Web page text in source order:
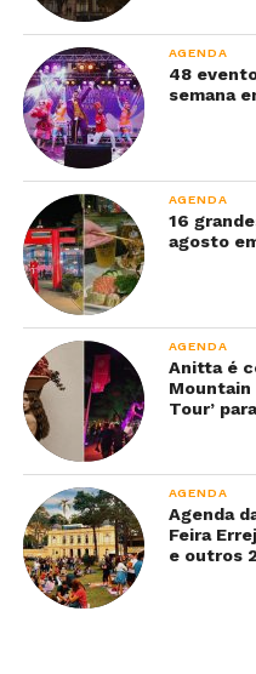
AGENDA
48
semana
AGENDA
16
agosto
AGENDA
Anitta é
Mountain
Tour’
AGENDA
Agenda
Feira
e outros